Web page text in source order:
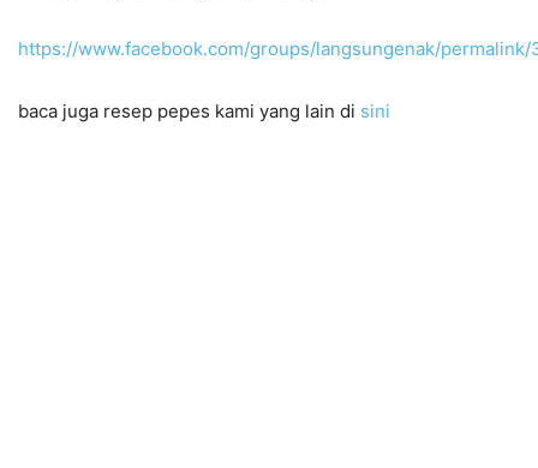
https://www.facebook.com/groups/langsungenak/
baca juga resep pepes kami yang lain di sini